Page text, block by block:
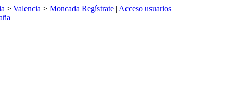
> Valencia > Moncada Regístrate | Acceso usuarios